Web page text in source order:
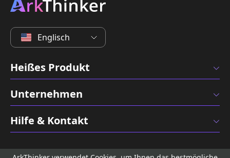
Englisch
Heißes Produkt
Unternehmen
Hilfe & Kontakt